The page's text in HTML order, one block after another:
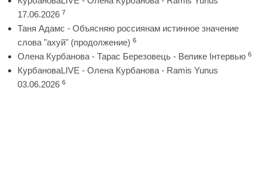
17.06.2026 7
Таня Адамс - Объясняю россиянам истинное значение
слова "ахуй" (продолжение) 6
Олена Курбанова - Тарас Березовець - Велике Інтервью 6
КурбановаLIVE - Олена Курбанова - Ramis Yunus
03.06.2026 6